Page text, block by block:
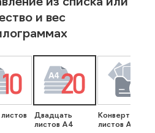
из списка или
и вес
Двадцать
листов А4
Конверт до 40
листов А4